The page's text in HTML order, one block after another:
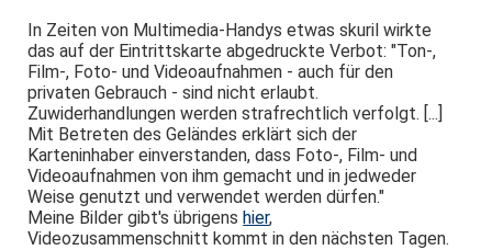
In Zeiten von Multimedia-Handys etwas skuril wirkte
das auf der Eintrittskarte abgedruckte Verbot: "Ton-,
Film-, Foto- und Videoaufnahmen - auch für den
privaten Gebrauch - sind nicht erlaubt.
Zuwiderhandlungen werden strafrechtlich verfolgt. [...]
Mit Betreten des Geländes erklärt sich der
Karteninhaber einverstanden, dass Foto-, Film- und
Videoaufnahmen von ihm gemacht und in jedweder
Weise genutzt und verwendet werden dürfen."
Meine Bilder gibt's übrigenshier,
Videozusammenschnitt kommt in den nächsten Tagen.